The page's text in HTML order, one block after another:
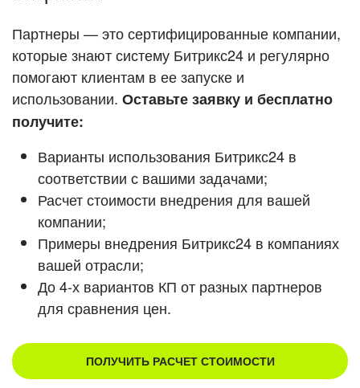
ВХОД
Кейсы партнеров
Смотреть видеокейсы
Партнеры — это сертифицированные компании,
которые знают систему Битрикс24 и регулярно
помогают клиентам в ее запуске и
использовании. Оставьте заявку и бесплатно
получите:
Варианты использования Битрикс24 в
соответствии с вашими задачами;
Расчет стоимости внедрения для вашей
компании;
Примеры внедрения Битрикс24 в компаниях
вашей отрасли;
До 4-х вариантов КП от разных партнеров
для сравнения цен.
ПОЛУЧИТЬ РАСЧЕТ СТОИМОСТИ